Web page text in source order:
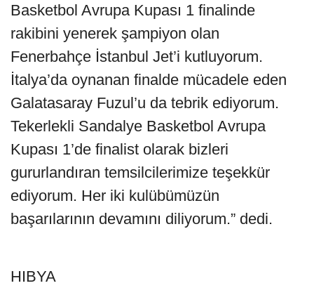
Basketbol Avrupa Kupası 1 finalinde
rakibini yenerek şampiyon olan
Fenerbahçe İstanbul Jet’i kutluyorum.
İtalya’da oynanan finalde mücadele eden
Galatasaray Fuzul’u da tebrik ediyorum.
Tekerlekli Sandalye Basketbol Avrupa
Kupası 1’de finalist olarak bizleri
gururlandıran temsilcilerimize teşekkür
ediyorum. Her iki kulübümüzün
başarılarının devamını diliyorum.” dedi.
HIBYA